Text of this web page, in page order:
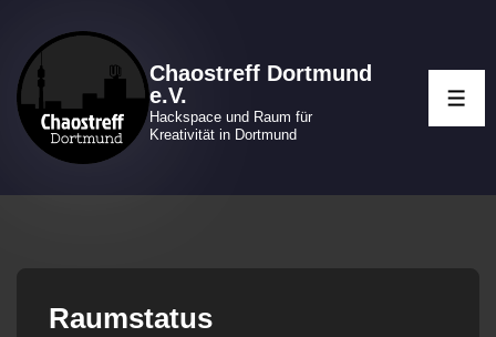
Inhalt
Chaostreff Dortmund
e.V.
Hackspace und Raum für
Kreativität in Dortmund
Raumstatus